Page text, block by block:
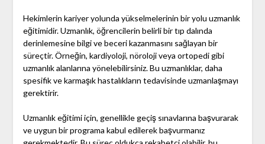
Hekimlerin kariyer yolunda yükselmelerinin bir yolu uzmanlık
eğitimidir. Uzmanlık, öğrencilerin belirli bir tıp dalında
derinlemesine bilgi ve beceri kazanmasını sağlayan bir
süreçtir. Örneğin, kardiyoloji, nöroloji veya ortopedi gibi
uzmanlık alanlarına yönelebilirsiniz. Bu uzmanlıklar, daha
spesifik ve karmaşık hastalıkların tedavisinde uzmanlaşmayı
gerektirir.
Uzmanlık eğitimi için, genellikle geçiş sınavlarına başvurarak
ve uygun bir programa kabul edilerek başvurmanız